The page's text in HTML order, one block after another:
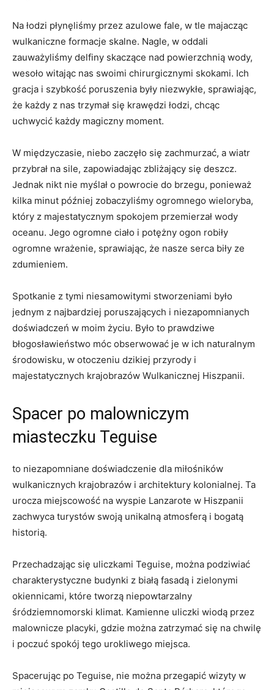
Na łodzi płynęliśmy przez azulowe fale, w tle majacząc
wulkaniczne formacje skalne. Nagle, w oddali
zauważyliśmy delfiny skaczące nad powierzchnią wody,
wesoło witając nas swoimi chirurgicznymi skokami. Ich
gracja i szybkość poruszenia były niezwykłe, sprawiając,
że każdy z nas trzymał się krawędzi łodzi, chcąc
uchwycić każdy magiczny moment.
W międzyczasie, niebo zaczęło się zachmurzać, a wiatr
przybrał na sile, zapowiadając zbliżający się deszcz.
Jednak nikt nie myślał o powrocie do brzegu, ponieważ
kilka minut później zobaczyliśmy ogromnego wieloryba,
który z majestatycznym spokojem przemierzał wody
oceanu. Jego ogromne ciało i potężny ogon robiły
ogromne wrażenie, sprawiając, że nasze serca biły ze
zdumieniem.
Spotkanie z tymi niesamowitymi stworzeniami było
jednym z najbardziej poruszających i niezapomnianych
doświadczeń w moim życiu. Było to prawdziwe
błogosławieństwo móc obserwować je w ich naturalnym
środowisku, w otoczeniu dzikiej przyrody i
majestatycznych krajobrazów Wulkanicznej Hiszpanii.
Spacer po malowniczym
miasteczku Teguise
to niezapomniane doświadczenie dla miłośników
wulkanicznych krajobrazów i architektury kolonialnej. Ta
urocza miejscowość na wyspie Lanzarote w Hiszpanii
zachwyca turystów swoją unikalną atmosferą i bogatą
historią.
Przechadzając się uliczkami Teguise, można podziwiać
charakterystyczne budynki z białą fasadą i zielonymi
okiennicami, które tworzą niepowtarzalny
śródziemnomorski klimat. Kamienne uliczki wiodą przez
malownicze placyki, gdzie można zatrzymać się na chwilę
i poczuć spokój tego urokliwego miejsca.
Spacerując po Teguise, nie można przegapić wizyty w